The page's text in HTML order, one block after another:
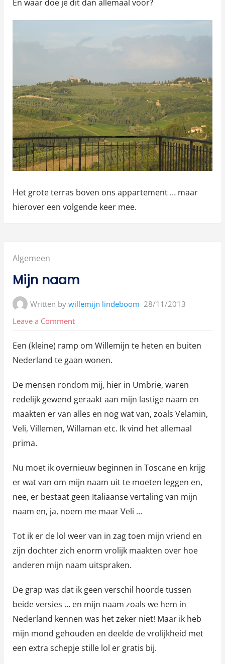
En waar doe je dit dan allemaal voor?
Het grote terras boven ons appartement … maar
hierover een volgende keer mee.
Posted
in:
Algemeen
Mijn naam
Written bywillemijn lindeboom 28/11/2013
Leave a Commenton
naam
Een (kleine) ramp om Willemijn te heten en buiten
Nederland te gaan wonen.
De mensen rondom mij, hier in Umbrie, waren
redelijk gewend geraakt aan mijn lastige naam en
maakten er van alles en nog wat van, zoals Velamin,
Veli, Villemen, Willaman etc. Ik vind het allemaal
prima.
Nu moet ik overnieuw beginnen in Toscane en krijg
er wat van om mijn naam uit te moeten leggen en,
nee, er bestaat geen Italiaanse vertaling van mijn
naam en, ja, noem me maar Veli …
Tot ik er de lol weer van in zag toen mijn vriend en
zijn dochter zich enorm vrolijk maakten over hoe
anderen mijn naam uitspraken.
De grap was dat ik geen verschil hoorde tussen
beide versies … en mijn naam zoals we hem in
Nederland kennen was het zeker niet! Maar ik heb
mijn mond gehouden en deelde de vrolijkheid met
een extra schepje stille lol er gratis bij.